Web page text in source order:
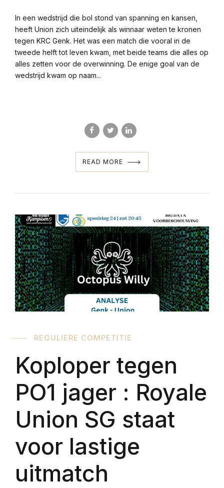
In een wedstrijd die bol stond van spanning en kansen,
heeft Union zich uiteindelijk als winnaar weten te kronen
tegen KRC Genk. Het was een match die vooral in de
tweede helft tot leven kwam, met beide teams die alles op
alles zetten voor de overwinning. De enige goal van de
wedstrijd kwam op naam...
READ MORE
REGULIERE COMPETITIE
Koploper tegen
PO1 jager : Royale
Union SG staat
voor lastige
uitmatch